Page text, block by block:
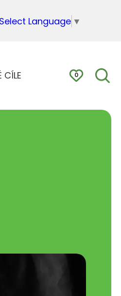
Select Language ▼
CÍLE 0